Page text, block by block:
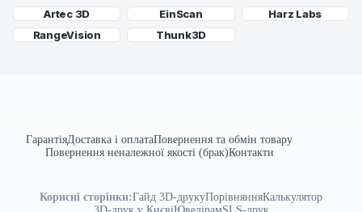
Artec 3D
EinScan
Harz Labs
RangeVision
Thunk3D
ГарантіяДоставка і оплатаПовернення та обмін товару
Повернення неналежної якості (брак)Контакти
Корисні сторінки:Гайд 3D-друкуПорівнянняКалькулятор